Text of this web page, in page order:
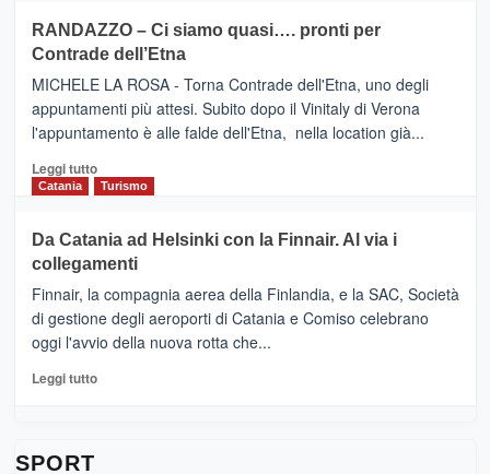
IL
NUOVO
SUMMER
CLUB
VIAGRANDE
(Ct)
–
Benanti
presenta
“Vino
&
Cultura
tappe
dell’enoturismo
RANDAZZO – Ci siamo quasi…. pronti per
Contrade dell’Etna
MICHELE LA ROSA - Torna Contrade dell'Etna, uno degli
appuntamenti più attesi. Subito dopo il Vinitaly di Verona
l'appuntamento è alle falde dell'Etna, nella location già...
Leggi tuttoLeggi
di
RANDAZZO
–
Ci
siamo
quasi….
pronti
per
Catania Turismo
Da Catania ad Helsinki con la Finnair. Al via i
collegamenti
Finnair, la compagnia aerea della Finlandia, e la SAC, Società
di gestione degli aeroporti di Catania e Comiso celebrano
oggi l'avvio della nuova rotta che...
Leggi tuttoLeggi
SPORT